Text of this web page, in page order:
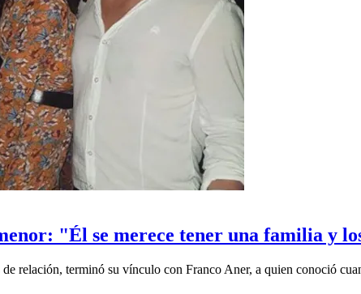
"Él se merece tener una familia y
relación, terminó su vínculo con Franco Aner, a quien conoció